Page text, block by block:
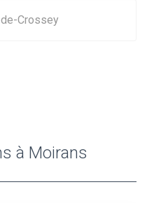
Crossey
à Moirans